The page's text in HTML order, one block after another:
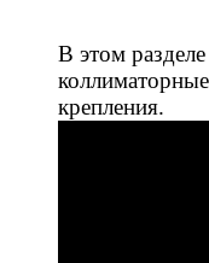
В этом
крепления.